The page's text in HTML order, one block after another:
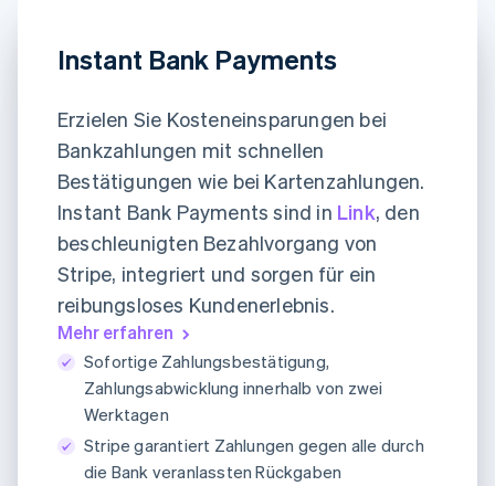
Instant Bank Payments
Erzielen Sie Kosteneinsparungen bei
Bankzahlungen mit schnellen
Bestätigungen wie bei Kartenzahlungen.
Instant Bank Payments sind in Link, den
beschleunigten Bezahlvorgang von
Stripe, integriert und sorgen für ein
reibungsloses Kundenerlebnis.
Mehr erfahren
Sofortige Zahlungsbestätigung,
Zahlungsabwicklung innerhalb von zwei
Werktagen
Stripe garantiert Zahlungen gegen alle durch
die Bank veranlassten Rückgaben